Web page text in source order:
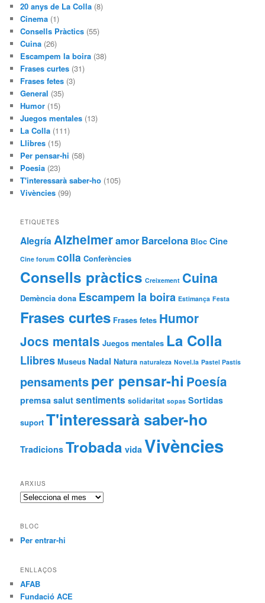
20 anys de La Colla (8)
Cinema (1)
Consells Pràctics (55)
Cuina (26)
Escampem la boira (38)
Frases curtes (31)
Frases fetes (3)
General (35)
Humor (15)
Juegos mentales (13)
La Colla (111)
Llibres (15)
Per pensar-hi (58)
Poesia (23)
T'interessarà saber-ho (105)
Vivències (99)
ETIQUETES
Alegría Alzheimeramor Barcelona Bloc Cine
Cine forum colla Conferències
Consells pràctics Creixement Cuina
Demència dona Escampem la boira Estimança Festa
Frases curtes Frases fetes Humor
Jocs mentals Juegos mentales La Colla
Llibres Museus Nadal Natura naturaleza Novel.la Pastel Pastís
pensamentsper pensar-hi Poesía
premsa salut sentiments solidaritat sopas Sortidas
suport T'interessarà saber-ho
Tradicions Trobada vida Vivències
ARXIUS
Arxius
BLOC
Per entrar-hi
ENLLAÇOS
AFAB
Fundació ACE